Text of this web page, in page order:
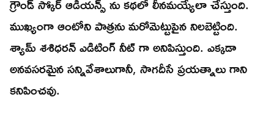
ముఖ్యంగా ఆంటోని పాత్రను మరోమెట్టుపైన నిలబెట్టింది.
శ్యామ్ శశిధరన్ ఎడిటింగ్ నీట్ గా అనిపిస్తుంది. ఎక్కడా
అనవసరమైన సన్నివేశాలుగానీ, సాగదీసే ప్రయత్నాలు గాని
కనిపించవు.